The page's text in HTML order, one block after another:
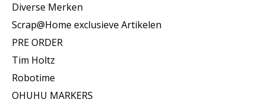
Diverse Merken
Scrap@Home exclusieve Artikelen
PRE ORDER
Tim Holtz
Robotime
OHUHU MARKERS